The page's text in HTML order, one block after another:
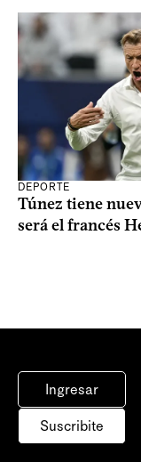
DEPORTE
Túnez tiene
será el francés
Ingresar
Suscribite